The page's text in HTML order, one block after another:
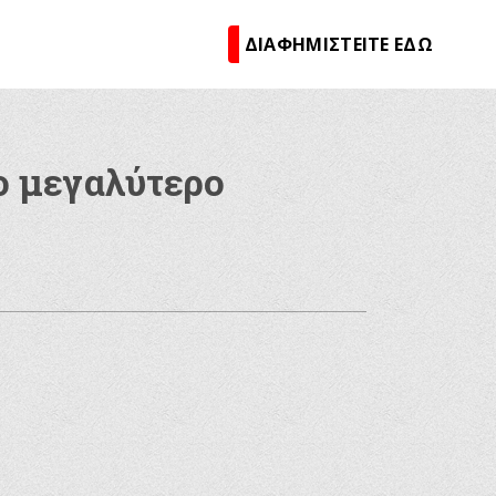
ΔΙΑΦΗΜΙΣΤΕΙΤΕ ΕΔΩ
μεγαλύτερο